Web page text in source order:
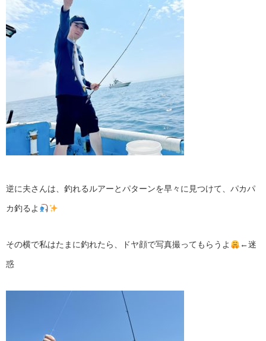
逆に夫さんは、釣れるルアーとパターンを早々に見つけて、パカパ
カ釣るよ
その横で私はたまに釣れたら、ドヤ顔で写真撮ってもらうよ ←迷
惑